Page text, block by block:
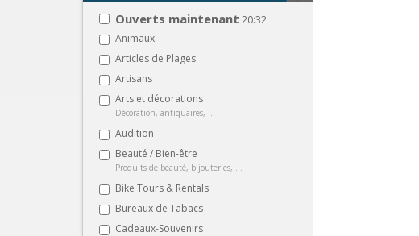
Ouverts maintenant 20:32
Animaux
Articles de Plages
Artisans
Arts et décorations
Décoration, antiquaires, ...
Audition
Beauté / Bien-être
Produits de beauté, bijouteries, ...
Bike Tours & Rentals
Bureaux de Tabacs
Cadeaux-Souvenirs